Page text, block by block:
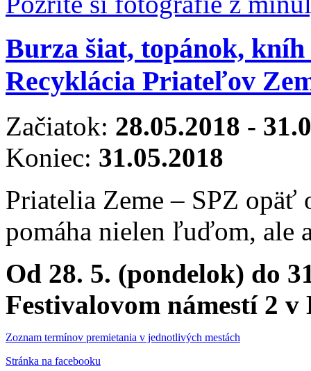
Burza šiat, topánok,
Recyklácia Priateľov
Začiatok: 28.05.2018 -
Koniec: 31.05.2018
Priatelia Zeme – SPZ
pomáha nielen ľuďom, ale
Od 28. 5. (pondelok) do
Festivalovom námestí 2 v
Zoznam termínov premietania v jednotlivých mestách
Stránka na facebooku